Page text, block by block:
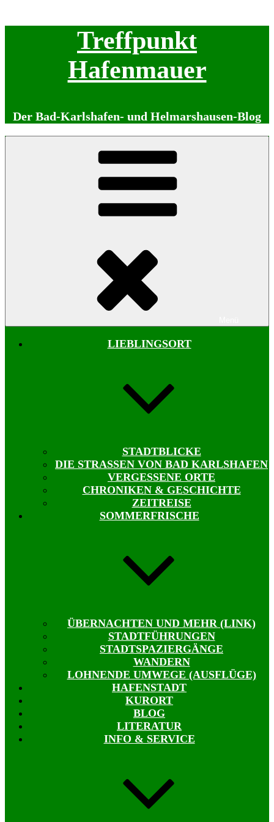
Treffpunkt
Hafenmauer
Der Bad-Karlshafen- und Helmarshausen-Blog
LIEBLINGSORT
STADTBLICKE
DIE STRASSEN VON BAD KARLSHAFEN
VERGESSENE ORTE
CHRONIKEN & GESCHICHTE
ZEITREISE
SOMMERFRISCHE
ÜBERNACHTEN UND MEHR (LINK)
STADTFÜHRUNGEN
STADTSPAZIERGÄNGE
WANDERN
LOHNENDE UMWEGE (AUSFLÜGE)
HAFENSTADT
KURORT
BLOG
LITERATUR
INFO & SERVICE